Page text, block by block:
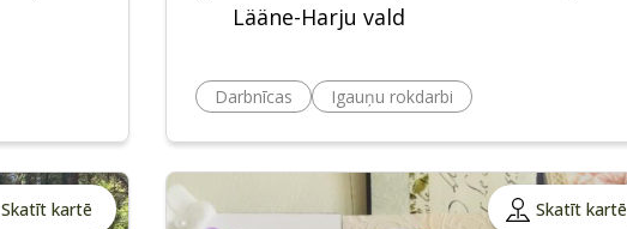
Lääne-Harju vald
Darbnīcas Igauņu rokdarbi
Skatīt kartē Skatīt kartē